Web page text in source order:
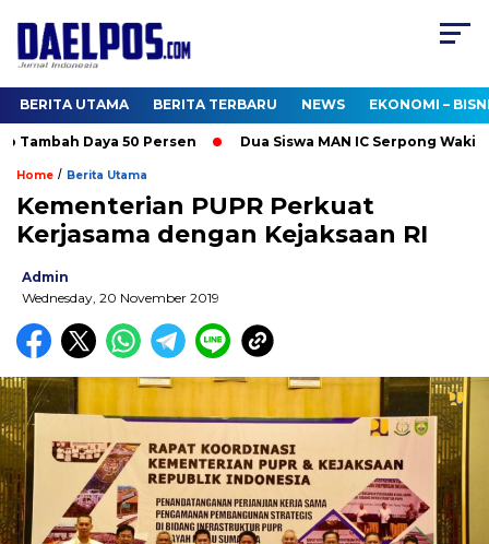
BERITA UTAMA BERITA TERBARU NEWS EKONOMI –
Daya 50 Persen Dua Siswa MAN IC Serpong Wakili
Home / Berita Utama
Kementerian PUPR Perkuat
Kerjasama dengan Kejaksaan RI
Admin
Wednesday, 20 November 2019